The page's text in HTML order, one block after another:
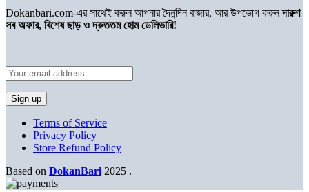
Dokanbari.com-এর সাথেই করুন আপনার দৈনন্দিন বাজার, আর উপভোগ করুনদারুণ
সব অফার, বিশেষ ছাড় ও দ্রুততম হোম ডেলিভারি!
Terms of Service
Privacy Policy
Store Refund Policy
Based on DokanBari 2025 .